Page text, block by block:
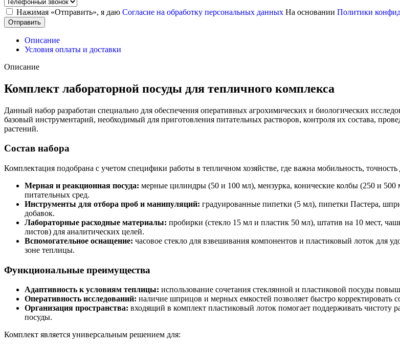
Нажимая «Отправить», я даю Согласие на обработку персональных данных На основании Политики
Отправить
Описание
Условия оплаты и доставки
Описание
Комплект лабораторной посуды для тепличного комплекса
Данный набор разработан специально для обеспечения оперативных агрохимических и биологических
базовый инструментарий, необходимый для приготовления питательных растворов, контроля их состава,
растений.
Состав набора
Комплектация подобрана с учетом специфики работы в тепличном хозяйстве, где важна мобильность,
Мерная и реакционная посуда: мерные цилиндры (50 и 100 мл), мензурка, конические колбы (250 и
питательных сред.
Инструменты для отбора проб и манипуляций: градуированные пипетки (5 мл), пипетки Пастера,
добавок.
Лабораторные расходные материалы: пробирки (стекло 15 мл и пластик 50 мл), штатив на 10 мест,
листов) для аналитических целей.
Вспомогательное оснащение: часовое стекло для взвешивания компонентов и пластиковый лоток для
зоне теплицы.
Функциональные преимущества
Адаптивность к условиям теплицы: использование сочетания стеклянной и пластиковой посуды
Оперативность исследований: наличие шприцов и мерных емкостей позволяет быстро корректировать
Организация пространства: входящий в комплект пластиковый лоток помогает поддерживать чистоту
посуды.
Комплект является универсальным решением для: